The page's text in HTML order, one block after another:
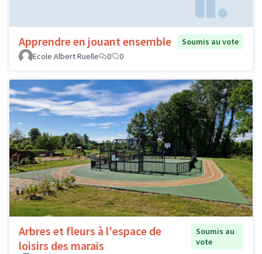
Apprendre en jouant ensemble
Soumis au vote
Ecole Albert Ruelle
0 0
Arbres et fleurs à l'espace de
loisirs des marais
Soumis au
vote